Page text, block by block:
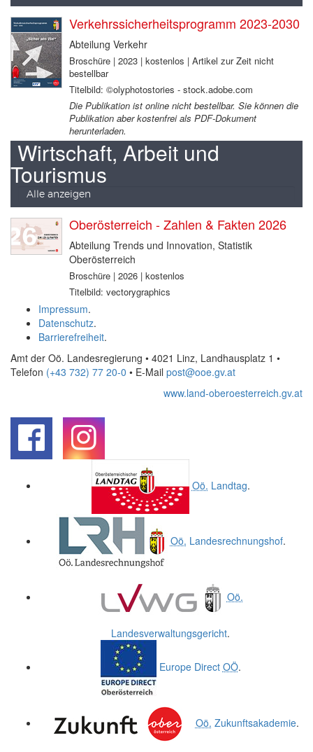
Verkehrssicherheitsprogramm 2023-2030
Abteilung Verkehr
Broschüre | 2023 | kostenlos | Artikel zur Zeit nicht
bestellbar
Titelbild: ©olyphotostories - stock.adobe.com
Die Publikation ist online nicht bestellbar. Sie können die
Publikation aber kostenfrei als PDF-Dokument
herunterladen.
Wirtschaft, Arbeit und
Tourismus
Alle anzeigen
Oberösterreich - Zahlen & Fakten 2026
Abteilung Trends und Innovation, Statistik
Oberösterreich
Broschüre | 2026 | kostenlos
Titelbild: vectorygraphics
Impressum.
Datenschutz.
Barrierefreiheit.
Amt der Oö. Landesregierung • 4021 Linz, Landhausplatz 1 •
Telefon (+43 732) 77 20-0 • E-Mail post@ooe.gv.at
www.land-oberoesterreich.gv.at
Oö. Landtag.
Oö. Landesrechnungshof.
Oö.
Landesverwaltungsgericht.
Europe Direct OÖ.
Oö. Zukunftsakademie.